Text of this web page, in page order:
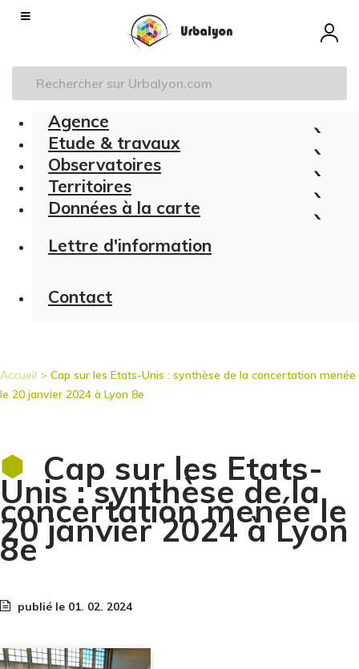
Aller
principal
Navigation
Agence
Etude & travaux
Observatoires
Territoires
Données à la carte
Lettre d'information
Contact
Fil
d'Ariane
Accueil
Cap sur les Etats-Unis : synthèse de la concertation menée
le 20 janvier 2024 à Lyon 8e
Cap sur les Etats-
Unis : synthèse de la
concertation menée le
20 janvier 2024 à Lyon
8e
publié le 01. 02. 2024